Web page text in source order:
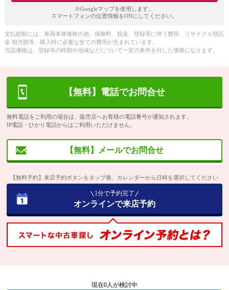
※Googleマップを使用します。
スマートフォンの位置情報をONにしてください。
支払総額には、車両本体価格の他、保険料、税金、登録等に伴う費用、リサイクル預託
金 相当額等、購入時に必要な全ての費用が含まれています。
当該価格は、登録等の時期や地域などについて一定の条件を付した価格になります。
【無料】電話でお問合せ
無料電話をご利用の場合は、販売店へお客様の電話番号が通知されます。
IP電話・ひかり電話からはご利用いただけません。
【無料】メールでお問合せ
【無料予約】来店予約ボタンをタップ後、カレンダーから日時を選択してください
1分で予約完了
オンラインで来店予約
現在0人が検討中